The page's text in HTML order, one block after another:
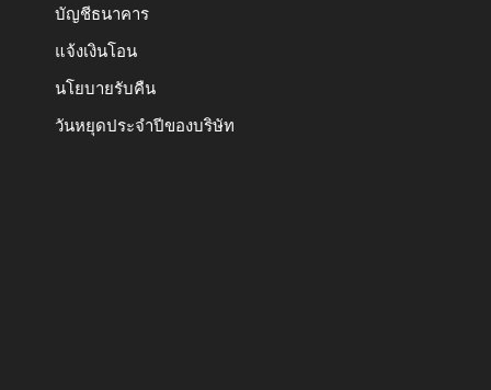
บัญชีธนาคาร
แจ้งเงินโอน
นโยบายรับคืน
วันหยุดประจำปีของบริษัท